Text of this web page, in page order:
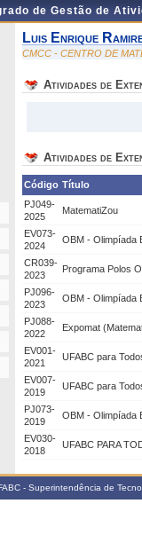
de Gestão de
Luis Enrique
CMCC - CENTRO DE
Atividades de
Atividades de
Código Título
PJ049-
2025
MatematiZou
EV073-
2024
OBM - Olimpíada
CR039-
2023
Programa Polos
PJ096-
2023
OBM - Olimpíada
PJ088-
2022
Expomat
EV001-
2021
UFABC para
EV007-
2019
UFABC para
PJ073-
2019
OBM - Olimpíada
EV030-
2018
UFABC PARA
- Superintendência de